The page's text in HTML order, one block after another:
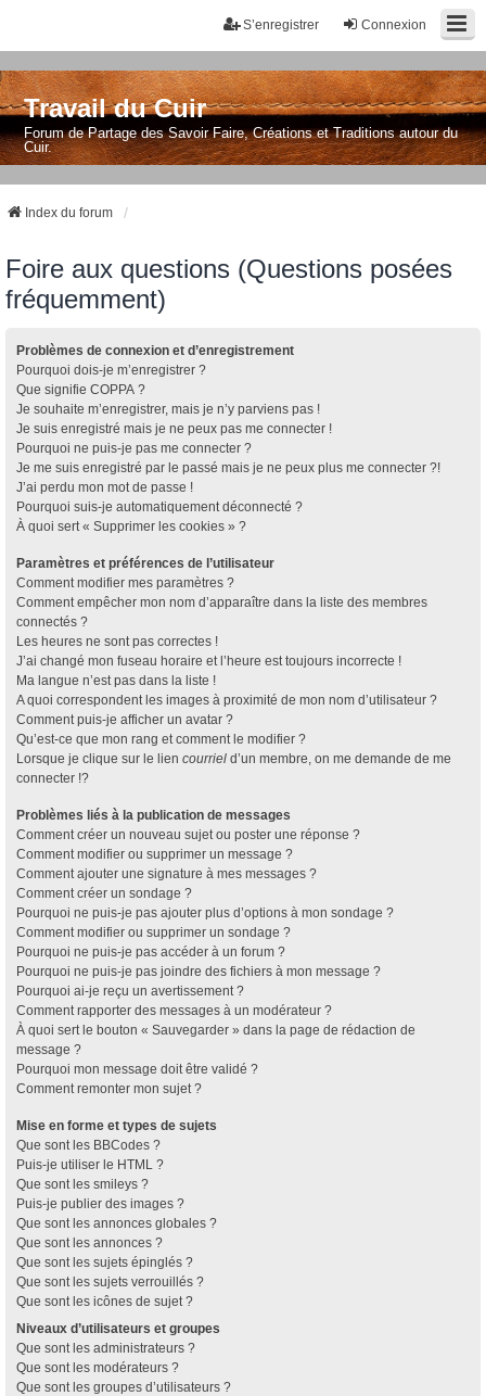
Connexion
S’enregistrer
Travail du Cuir
Forum de Partage des Savoir Faire, Créations et Traditions autour du
Cuir.
Index du forum
Foire aux questions (Questions posées
fréquemment)
Problèmes de connexion et d’enregistrement
Pourquoi dois-je m’enregistrer ?
Que signifie COPPA ?
Je souhaite m’enregistrer, mais je n’y parviens pas !
Je suis enregistré mais je ne peux pas me connecter !
Pourquoi ne puis-je pas me connecter ?
Je me suis enregistré par le passé mais je ne peux plus me connecter ?!
J’ai perdu mon mot de passe !
Pourquoi suis-je automatiquement déconnecté ?
À quoi sert « Supprimer les cookies » ?
Paramètres et préférences de l’utilisateur
Comment modifier mes paramètres ?
Comment empêcher mon nom d’apparaître dans la liste des membres
connectés ?
Les heures ne sont pas correctes !
J’ai changé mon fuseau horaire et l’heure est toujours incorrecte !
Ma langue n’est pas dans la liste !
A quoi correspondent les images à proximité de mon nom d’utilisateur ?
Comment puis-je afficher un avatar ?
Qu’est-ce que mon rang et comment le modifier ?
Lorsque je clique sur le lien courriel d’un membre, on me demande de me
connecter !?
Problèmes liés à la publication de messages
Comment créer un nouveau sujet ou poster une réponse ?
Comment modifier ou supprimer un message ?
Comment ajouter une signature à mes messages ?
Comment créer un sondage ?
Pourquoi ne puis-je pas ajouter plus d’options à mon sondage ?
Comment modifier ou supprimer un sondage ?
Pourquoi ne puis-je pas accéder à un forum ?
Pourquoi ne puis-je pas joindre des fichiers à mon message ?
Pourquoi ai-je reçu un avertissement ?
Comment rapporter des messages à un modérateur ?
À quoi sert le bouton « Sauvegarder » dans la page de rédaction de
message ?
Pourquoi mon message doit être validé ?
Comment remonter mon sujet ?
Mise en forme et types de sujets
Que sont les BBCodes ?
Puis-je utiliser le HTML ?
Que sont les smileys ?
Puis-je publier des images ?
Que sont les annonces globales ?
Que sont les annonces ?
Que sont les sujets épinglés ?
Que sont les sujets verrouillés ?
Que sont les icônes de sujet ?
Niveaux d’utilisateurs et groupes
Que sont les administrateurs ?
Que sont les modérateurs ?
Que sont les groupes d’utilisateurs ?